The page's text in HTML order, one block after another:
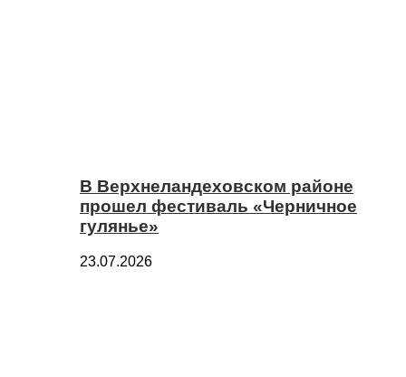
В Верхнеландеховском районе
прошел фестиваль «Черничное
гулянье»
23.07.2026